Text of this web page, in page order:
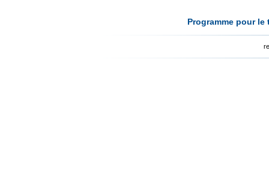
Programme pour le